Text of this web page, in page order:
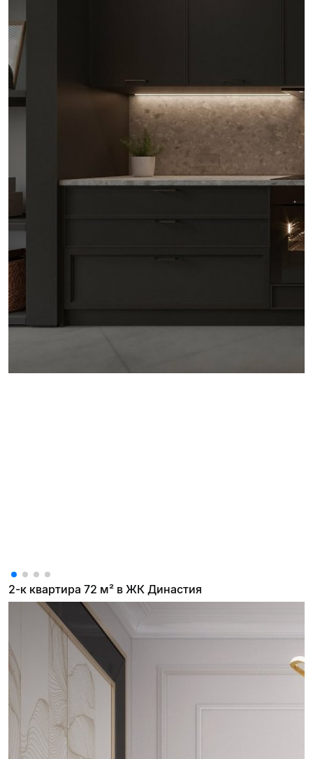
2-к квартира 72 м² в ЖК Династия